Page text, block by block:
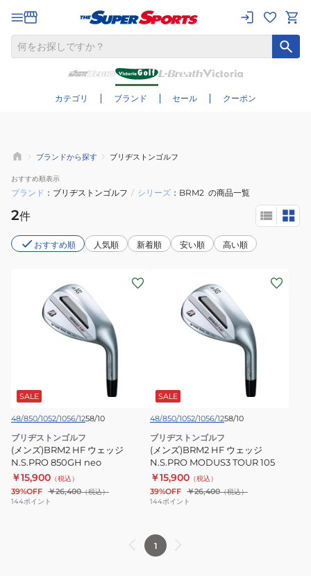
カテゴリ ブランド セール クーポン
さらに絞り込む
ブランドから探す ブリヂストンゴルフ
おすすめ順表示
ブランド ブリヂストンゴルフ / シリーズ BRM2 の商品一覧
2件
おすすめ順 人気順 新着順 安い順 高い順
ズ)BRM2
ジ
neo
SALE
48/850/1052/1056/1258/10
ブリヂストンゴルフ
(メンズ)BRM2 HF ウェッジ
N.S.PRO 850GH neo
￥15,900 （税込）
39%OFF ￥26,400（税込）
144ポイント
ズ)BRM2
ジ
TOUR
105
SALE
48/850/1052/1056/1258/10
ブリヂストンゴルフ
(メンズ)BRM2 HF ウェッジ
N.S.PRO MODUS3 TOUR 105
￥15,900 （税込）
39%OFF ￥26,400（税込）
144ポイント
1